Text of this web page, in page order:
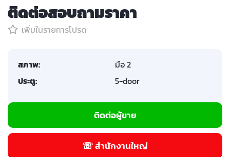
ติดต่อสอบถามราคา
เพิ่มในรายการโปรด
สภาพ:
มือ 2
ประตู:
5-door
ติดต่อผู้ขาย
☏ สำนักงานใหญ่